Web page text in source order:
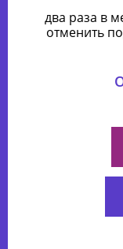
два раза в
отменить